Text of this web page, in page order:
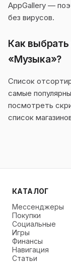
AppGallery —
без вирусов.
Как
«Музыка»?
Список
самые
посмотреть
список
КАТАЛОГ
Мессенджеры
Покупки
Социальные
Игры
Финансы
Навигация
Статьи